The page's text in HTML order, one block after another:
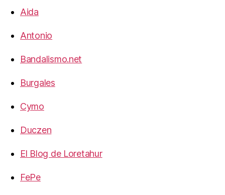
Aida
Antonio
Bandalismo.net
Burgales
Cymo
Duczen
El Blog de Loretahur
FePe